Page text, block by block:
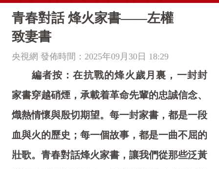
青春對話 烽火家書——左權
致妻書
央視網 發佈時間：2025年09月30日 18:29
編者按：在抗戰的烽火歲月裏，一封封
家書穿越硝煙，承載着革命先輩的忠誠信念、
熾熱情懷與殷切期望。每一封家書，都是一段
血與火的歷史；每一個故事，都是一曲不屈的
壯歌。青春對話烽火家書，讓我們從那些泛黃